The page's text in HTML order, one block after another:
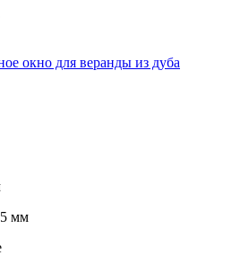
окно для веранды из дуба
мм